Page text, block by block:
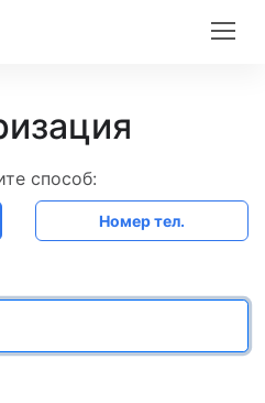
способ:
Номер тел.